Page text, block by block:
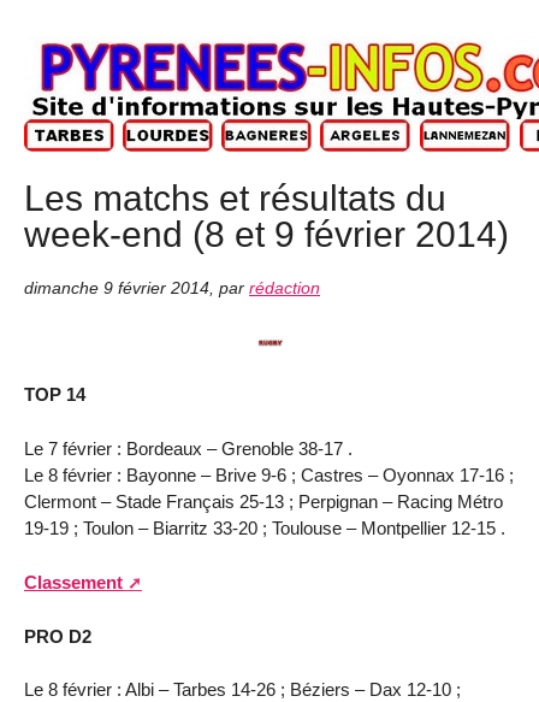
Les matchs et résultats du
week-end (8 et 9 février 2014)
dimanche 9 février 2014 par rédaction
TOP 14
Le 7 février : Bordeaux – Grenoble 38-17 .
Le 8 février : Bayonne – Brive 9-6 ; Castres – Oyonnax 17-16 ;
Clermont – Stade Français 25-13 ; Perpignan – Racing Métro
19-19 ; Toulon – Biarritz 33-20 ; Toulouse – Montpellier 12-15 .
Classement
PRO D2
Le 8 février : Albi – Tarbes 14-26 ; Béziers – Dax 12-10 ;